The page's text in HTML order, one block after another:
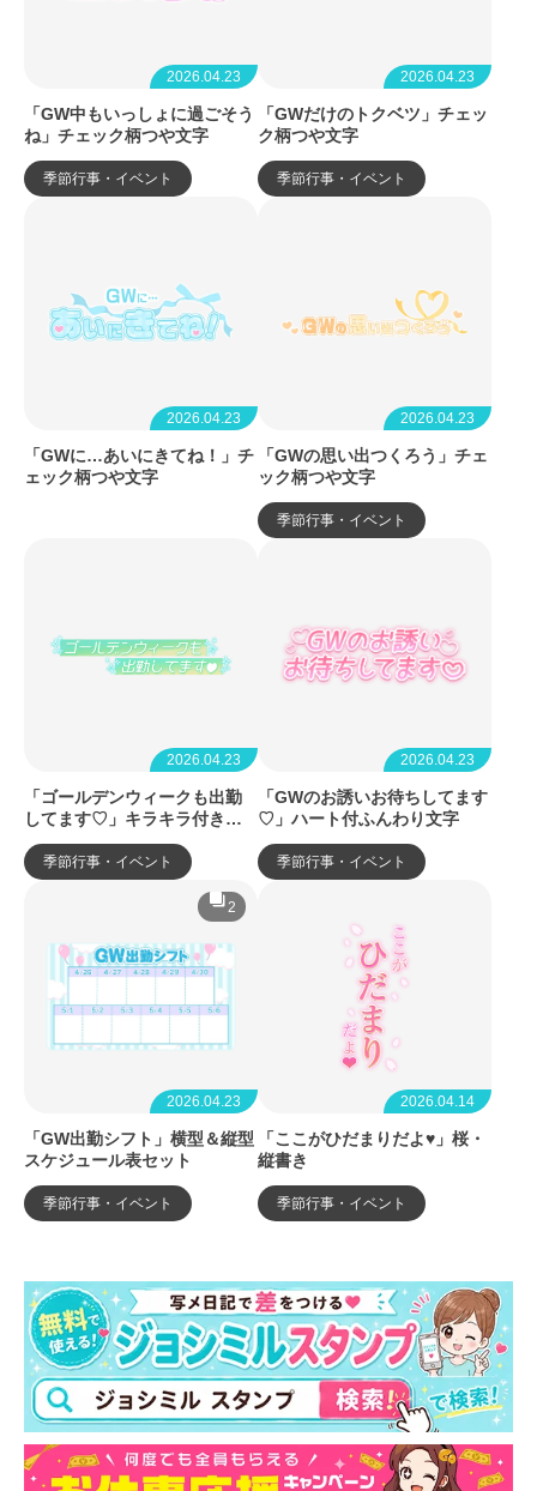
2026.04.23
「GW中もいっしょに過ごそう
ね」チェック柄つや文字
季節行事・イベント
2026.04.23
「GWだけのトクベツ」チェッ
ク柄つや文字
季節行事・イベント
2026.04.23
「GWに…あいにきてね！」チ
ェック柄つや文字
2026.04.23
「GWの思い出つくろう」チェ
ック柄つや文字
季節行事・イベント
2026.04.23
「ゴールデンウィークも出勤
してます♡」キラキラ付きグ
ラデライン
季節行事・イベント
2026.04.23
「GWのお誘いお待ちしてます
♡」ハート付ふんわり文字
季節行事・イベント
2
2026.04.23
「GW出勤シフト」横型＆縦型
スケジュール表セット
季節行事・イベント
2026.04.14
「ここがひだまりだよ♥」桜・
縦書き
季節行事・イベント